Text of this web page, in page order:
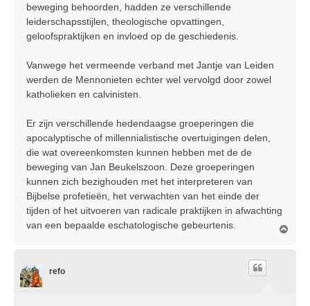
beweging behoorden, hadden ze verschillende
leiderschapsstijlen, theologische opvattingen,
geloofspraktijken en invloed op de geschiedenis.
Vanwege het vermeende verband met Jantje van Leiden
werden de Mennonieten echter wel vervolgd door zowel
katholieken en calvinisten.
Er zijn verschillende hedendaagse groeperingen die
apocalyptische of millennialistische overtuigingen delen,
die wat overeenkomsten kunnen hebben met de de
beweging van Jan Beukelszoon. Deze groeperingen
kunnen zich bezighouden met het interpreteren van
Bijbelse profetieën, het verwachten van het einde der
tijden of het uitvoeren van radicale praktijken in afwachting
van een bepaalde eschatologische gebeurtenis.
refo